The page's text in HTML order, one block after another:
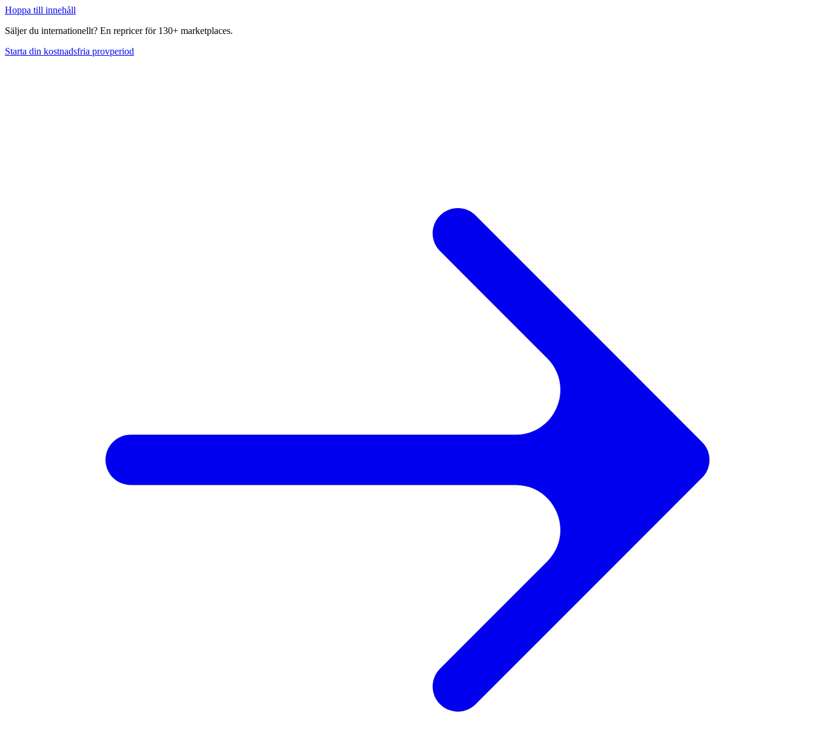
Hoppa till innehåll
Säljer du internationellt? En repricer för 130+ marketplaces.
Starta din kostnadsfria provperiod